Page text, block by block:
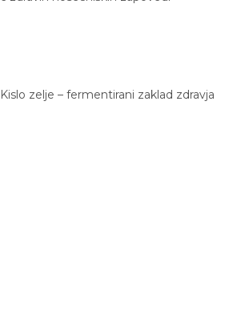
Kislo zelje – fermentirani zaklad zdravja